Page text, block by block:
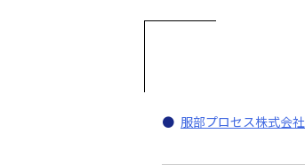
● 服部プロセス株式会社